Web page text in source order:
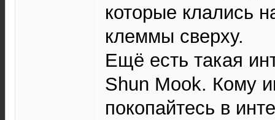
которые клались
клеммы сверху.
Ещё есть такая
Shun Mook. Кому
покопайтесь в